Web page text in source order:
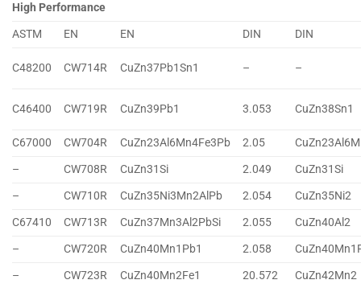
High Performance
ASTM
EN EN DIN DIN
C48200 CW714R CuZn37Pb1Sn1 – –
C46400 CW719R CuZn39Pb1 3.053 CuZn38Sn1
C67000 CW704R CuZn23Al6Mn4Fe3Pb 2.05
–
CW708R CuZn31Si 2.049
CuZn31Si
–
CW710R CuZn35Ni3Mn2AlPb 2.054
CuZn35Ni2
C67410
CW713R CuZn37Mn3Al2PbSi 2.055
CuZn40Al2
–
CW720R CuZn40Mn1Pb1 2.058
–
CW723R CuZn40Mn2Fe1 20.572
CuZn42Mn2